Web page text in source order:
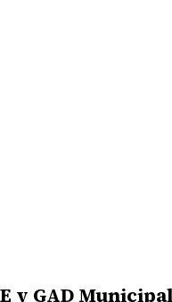
y GAD Municipal